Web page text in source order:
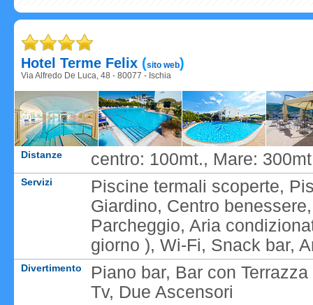
Hotel Terme Felix (sito web)
Via Alfredo De Luca, 48 - 80077 - Ischia
Distanze centro: 100mt., Mare:
Servizi
Piscine termali scoperte,
Giardino, Centro
Parcheggio, Aria
giorno ), Wi-Fi, Snack bar,
Divertimento
Piano bar, Bar con
Tv, Due Ascensori